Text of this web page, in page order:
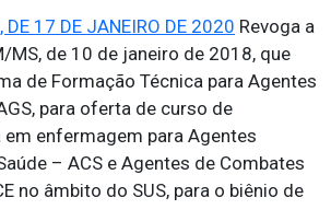
DE 17 DE JANEIRO DE 2020 Revoga a
MS, de 10 de janeiro de 2018, que
de Formação Técnica para Agentes
para oferta de curso de
enfermagem para Agentes
– ACS e Agentes de Combates
no âmbito do SUS, para o biênio de